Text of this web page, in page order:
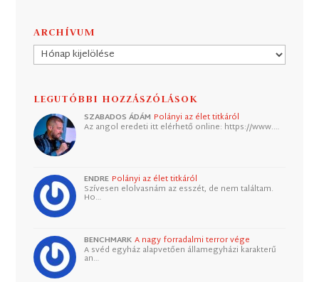
ARCHÍVUM
Archívum
LEGUTÓBBI HOZZÁSZÓLÁSOK
SZABADOS ÁDÁM Polányi az élet titkáról
Az angol eredeti itt elérhető online: https://www.…
ENDRE Polányi az élet titkáról
Szívesen elolvasnám az esszét, de nem találtam.
Ho…
BENCHMARK A nagy forradalmi terror vége
A svéd egyház alapvetően államegyházi karakterű
an…